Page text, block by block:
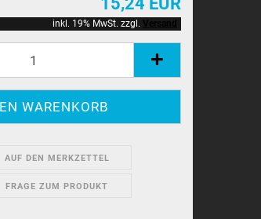
inkl. 19% MwSt. zzgl. Versand
AUF DEN MERKZETTEL
FRAGE ZUM PRODUKT